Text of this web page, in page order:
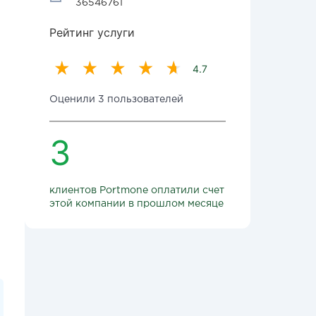
36546761
Рейтинг услуги
4.7
Оценили 3 пользователей
3
клиентов Portmone оплатили счет
этой компании в прошлом месяце